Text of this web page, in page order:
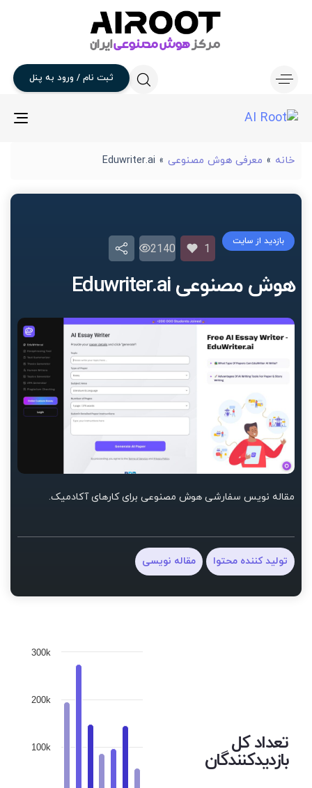
ثبت نام / ورود به پنل
خانه » معرفی هوش مصنوعی »
Eduwriter.ai
هوش مصنوعی Eduwriter.ai
بازدید از سایت
1
2140
مقاله نویس سفارشی هوش مصنوعی برای کارهای آکادمیک.
تولید کننده محتوا مقاله نویسی
تعداد کل
بازدیدکنندگان
100k
200k
300k